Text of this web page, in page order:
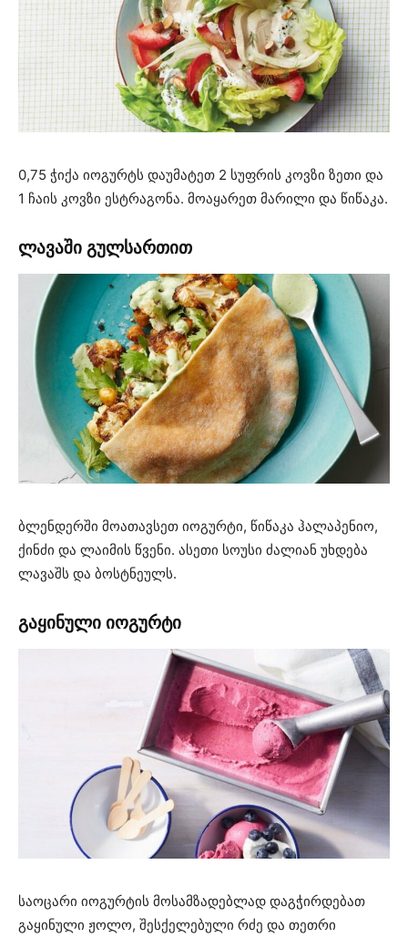
0,75 ჭიქა იოგურტს დაუმატეთ 2 სუფრის კოვზი ზეთი და
1 ჩაის კოვზი ესტრაგონა. მოაყარეთ მარილი და წიწაკა.
ლავაში გულსართით
ბლენდერში მოათავსეთ იოგურტი, წიწაკა ჰალაპენიო,
ქინძი და ლაიმის წვენი. ასეთი სოუსი ძალიან უხდება
ლავაშს და ბოსტნეულს.
გაყინული იოგურტი
საოცარი იოგურტის მოსამზადებლად დაგჭირდებათ
გაყინული ჟოლო, შესქელებული რძე და თეთრი